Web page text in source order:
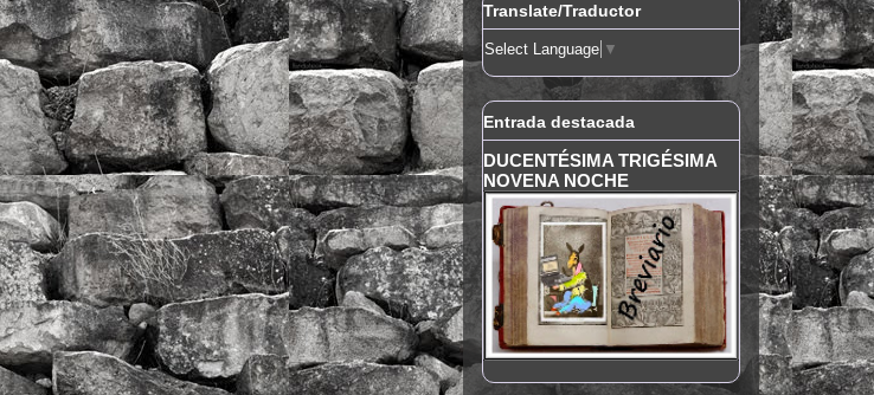
Translate/Traductor
Select Language ▼
Entrada destacada
DUCENTÉSIMA TRIGÉSIMA
NOVENA NOCHE